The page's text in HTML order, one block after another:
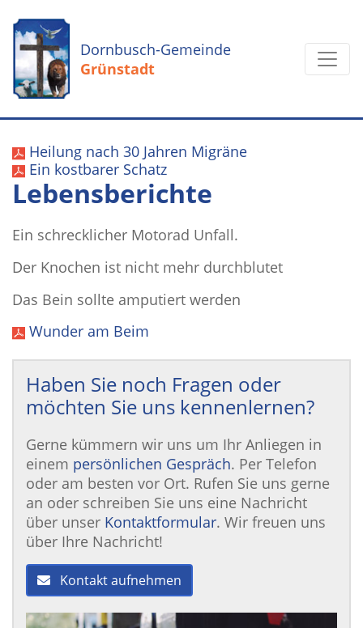
Dornbusch-Gemeinde
Grünstadt
Heilung nach 30 Jahren Migräne
Ein kostbarer Schatz
Lebensberichte
Ein schrecklicher Motorad Unfall.
Der Knochen ist nicht mehr durchblutet
Das Bein sollte amputiert werden
Wunder am Beim
Haben Sie noch Fragen oder
möchten Sie uns kennenlernen?
Gerne kümmern wir uns um Ihr Anliegen in
einem persönlichen Gespräch. Per Telefon
oder am besten vor Ort. Rufen Sie uns gerne
an oder schreiben Sie uns eine Nachricht
über unser Kontaktformular. Wir freuen uns
über Ihre Nachricht!
Kontakt aufnehmen